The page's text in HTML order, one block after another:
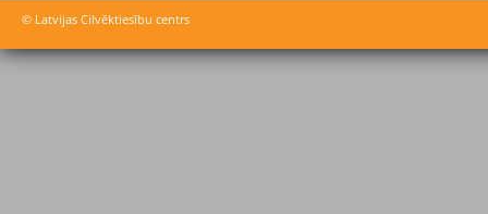
© Latvijas Cilvēktiesību centrs